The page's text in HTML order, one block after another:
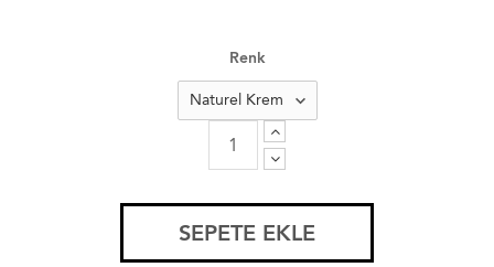
Renk
SEPETE EKLE